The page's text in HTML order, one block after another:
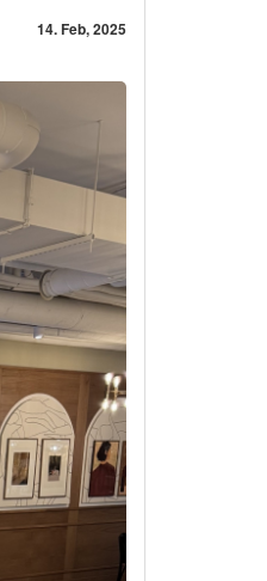
14. Feb, 2025